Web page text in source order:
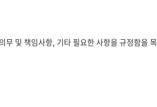
및 책임사항, 기타 필요한 사항을 규정함을